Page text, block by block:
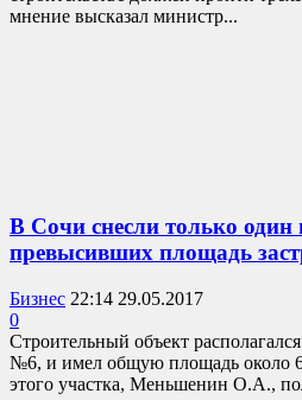
мнение высказал министр...
В Сочи снесли только один
превысивших площадь
Бизнес 22:14 29.05.2017
0
Строительный объект
№6, и имел общую площадь около
этого участка, Меньшенин О.А.,